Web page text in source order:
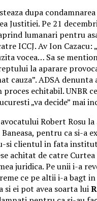
dupa
Justitiei. Pe 21
lumanari pentru
ICCJ. Av Ion
vocea… Sa se
la aparare
cauza”. ADSA denunta
echitabil. UNBR
„va decide” mai
Robert Rosu
pentru ca si-a
si clientul in fata
achitat de catre
juridica. Pe unii i-a
ce pe altii i-a bagt
si ei pot avea soarta lui